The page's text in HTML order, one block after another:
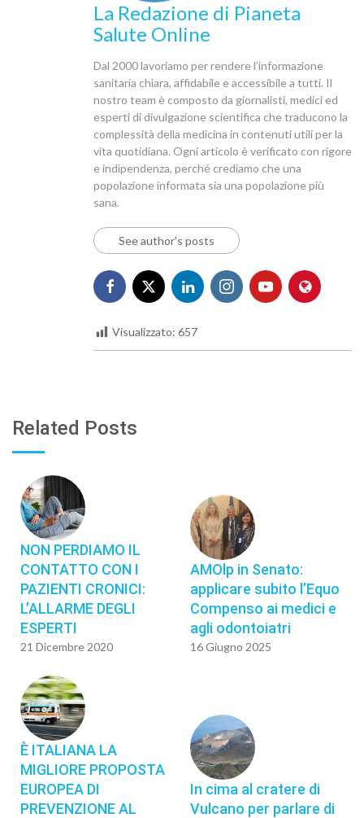
La Redazione di Pianeta
Salute Online
Dal 2000 lavoriamo per rendere l’informazione
sanitaria chiara, affidabile e accessibile a tutti. Il
nostro team è composto da giornalisti, medici ed
esperti di divulgazione scientifica che traducono la
complessità della medicina in contenuti utili per la
vita quotidiana. Ogni articolo è verificato con rigore
e indipendenza, perché crediamo che una
popolazione informata sia una popolazione più
sana.
See author's posts
Visualizzato: 657
Related Posts
NON PERDIAMO IL
CONTATTO CON I
PAZIENTI CRONICI:
L’ALLARME DEGLI
ESPERTI
21 Dicembre 2020
AMOlp in Senato:
applicare subito l’Equo
Compenso ai medici e
agli odontoiatri
16 Giugno 2025
È ITALIANA LA
MIGLIORE PROPOSTA
EUROPEA DI
PREVENZIONE AL
In cima al cratere di
Vulcano per parlare di